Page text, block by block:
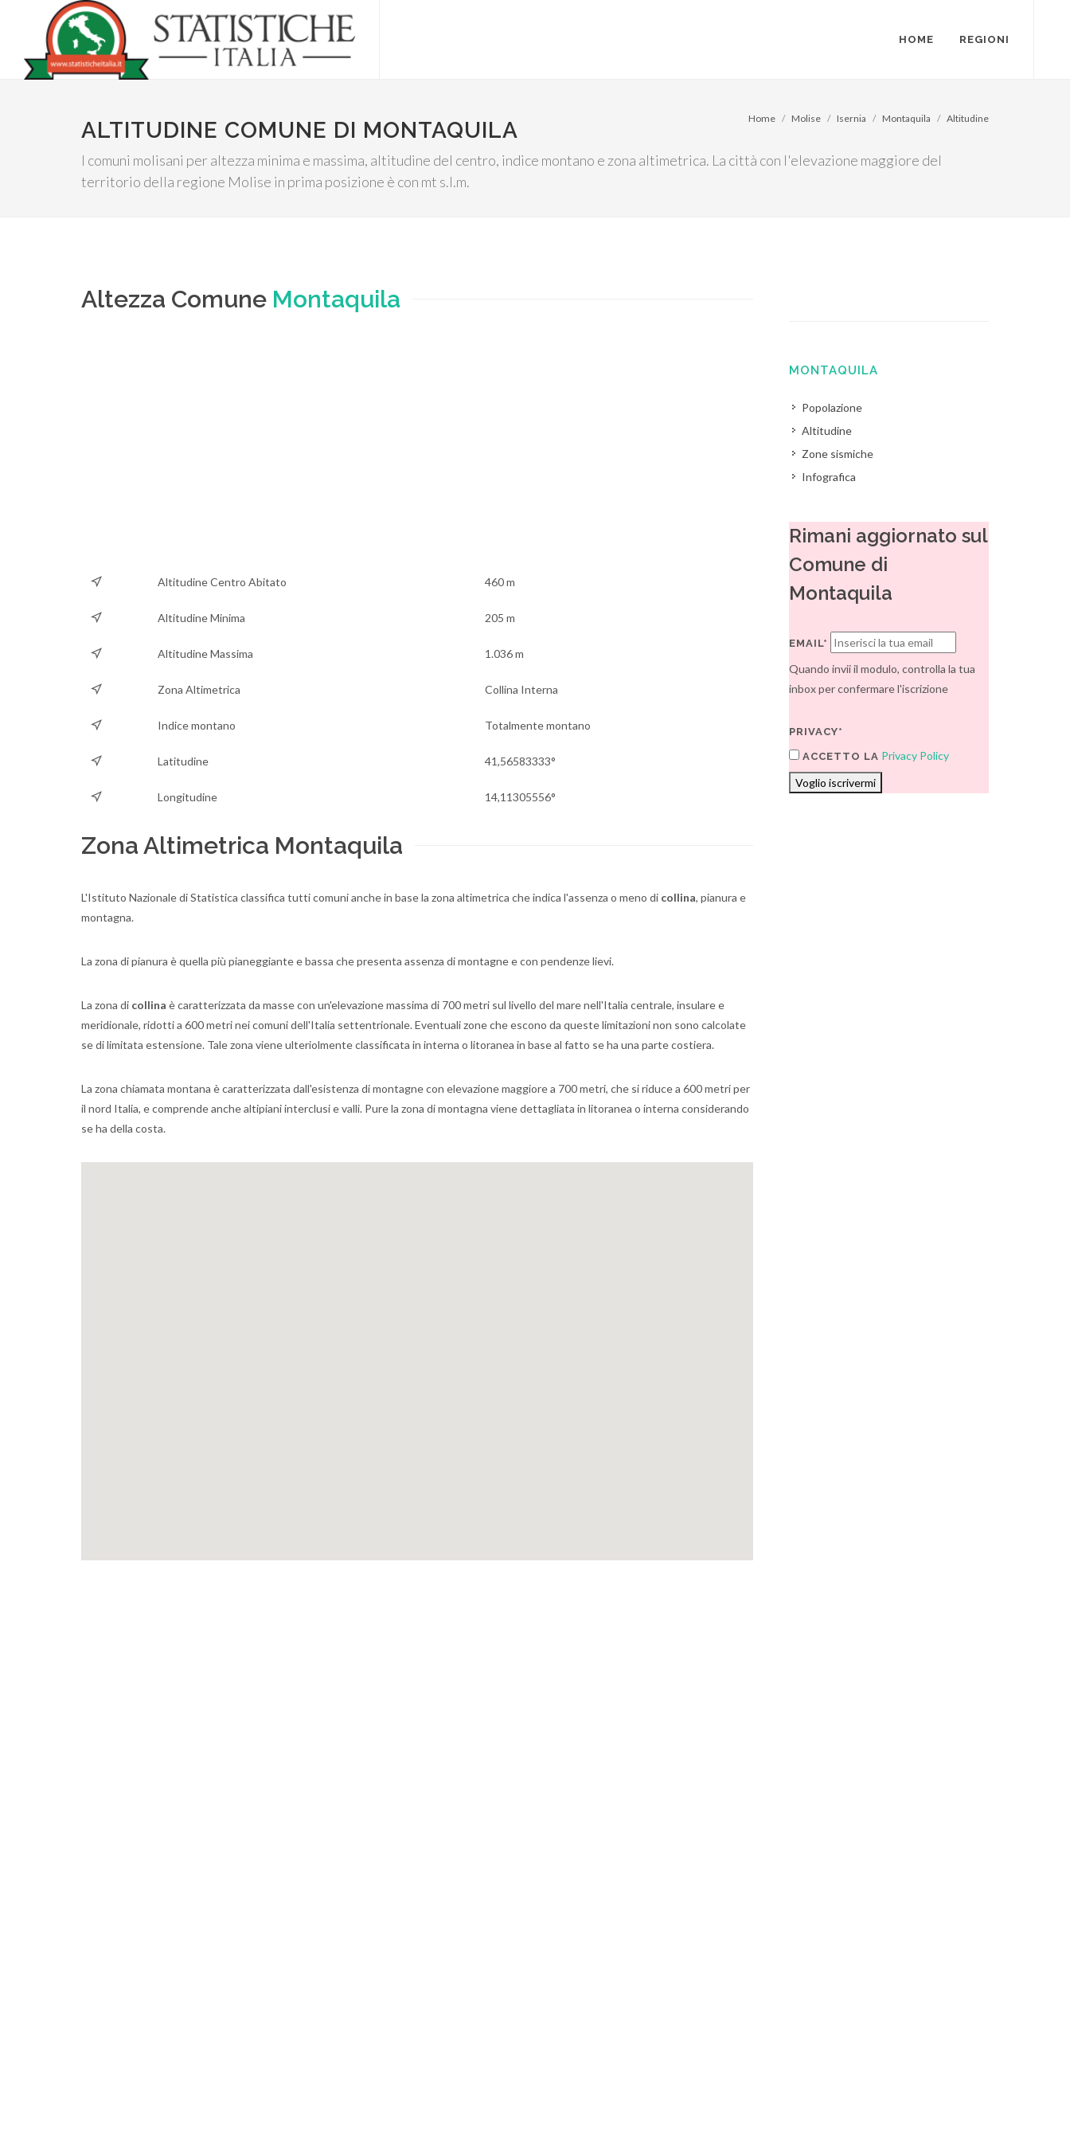
HOME REGIONI
ALTITUDINE COMUNE DI MONTAQUILA
I comuni molisani per altezza minima e massima, altitudine del centro, indice montano e zona altimetrica. La città con l'elevazione maggiore del
territorio della regione Molise in prima posizione è con mt s.l.m.
Home Molise Isernia Montaquila Altitudine
Altezza Comune Montaquila
Altitudine Centro Abitato 460 m
Altitudine Minima 205 m
Altitudine Massima 1.036 m
Zona Altimetrica Collina Interna
Indice montano Totalmente montano
Latitudine 41,56583333°
Longitudine 14,11305556°
Zona Altimetrica Montaquila
L'Istituto Nazionale di Statistica classifica tutti comuni anche in base la zona altimetrica che indica l'assenza o meno di collina, pianura e
montagna.
La zona di pianura è quella più pianeggiante e bassa che presenta assenza di montagne e con pendenze lievi.
La zona di collina è caratterizzata da masse con un'elevazione massima di 700 metri sul livello del mare nell'Italia centrale, insulare e
meridionale, ridotti a 600 metri nei comuni dell'Italia settentrionale. Eventuali zone che escono da queste limitazioni non sono calcolate
se di limitata estensione. Tale zona viene ulteriolmente classificata in interna o litoranea in base al fatto se ha una parte costiera.
La zona chiamata montana è caratterizzata dall'esistenza di montagne con elevazione maggiore a 700 metri, che si riduce a 600 metri per
il nord Italia, e comprende anche altipiani interclusi e valli. Pure la zona di montagna viene dettagliata in litoranea o interna considerando
se ha della costa.
MONTAQUILA
Popolazione
Altitudine
Zone sismiche
Infografica
Rimani aggiornato sul
Comune di
Montaquila
EMAIL*
Quando invii il modulo, controlla la tua
inbox per confermare l'iscrizione
PRIVACY*
ACCETTO LA Privacy Policy
Voglio iscrivermi